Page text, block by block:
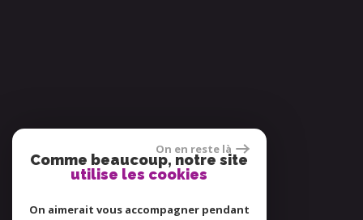
On en reste là
Comme beaucoup, notre site
utilise les cookies
On aimerait vous accompagner pendant